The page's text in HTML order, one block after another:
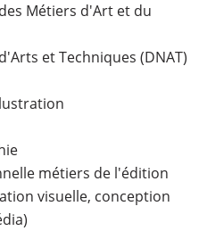
Métiers d'Art et du
et Techniques (DNAT)
métiers de l'édition
visuelle, conception